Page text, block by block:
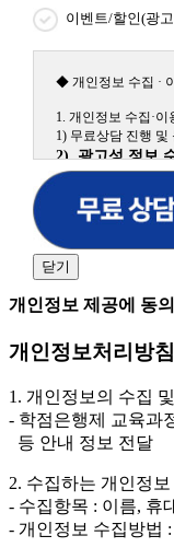
이벤트/할인(광
◆ 개인정보 수집 ·
1. 개인정보 수집·이
1) 무료상담 진행 및
2) 광고성 정보
원격평생교육원
비스 신상품이
향에 맞는 최적
어, 해커스일본어,
원, 해커스경찰, 해
사, 해커스편입 등)
3. 개인정보 보
외하고는 회원탈
원이거나 상담 시
소비자 불만 또는
의 경우에는 상담
닫기
개인정보 제공에 동
개인정보처리방침
1. 개인정보의 수집
- 학점은행제 교육과
등 안내 정보 전달
2. 수집하는 개인정
- 수집항목 : 이름, 휴
- 개인정보 수집방법